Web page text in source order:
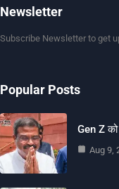
Newsletter
Subscribe Newsletter to get
Popular Posts
Gen Z
Aug 9,